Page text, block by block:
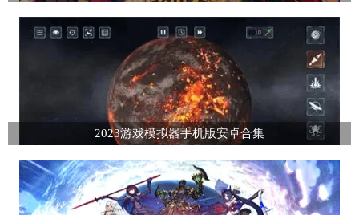
2023游戏模拟器手机版安卓合集